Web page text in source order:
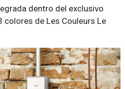
dentro del exclusivo
de Les Couleurs Le